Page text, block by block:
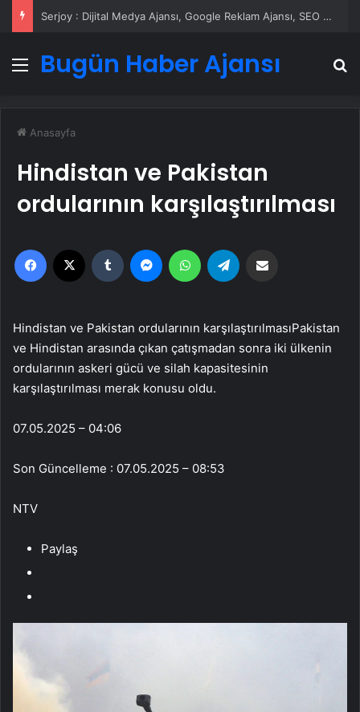
UETDS Nedir ? Uetds.com İle Akıllı Dijital Taşımacılık Yazılımı
Menü
Bugün Haber Ajansı
Anasayfa
Hindistan ve Pakistan
ordularının karşılaştırılması
Facebook Tumblr MessengerWhatsApp
Hindistan ve Pakistan ordularının karşılaştırılmasıPakistan
ve Hindistan arasında çıkan çatışmadan sonra iki ülkenin
ordularının askeri gücü ve silah kapasitesinin
karşılaştırılması merak konusu oldu.
07.05.2025 – 04:06
Son Güncelleme : 07.05.2025 – 08:53
NTV
Paylaş